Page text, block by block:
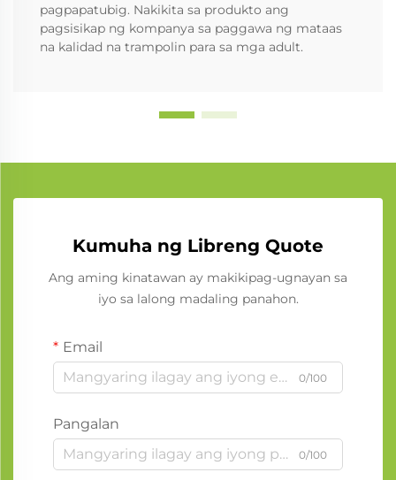
pagpapatubig. Nakikita sa produkto ang
pagsisikap ng kompanya sa paggawa ng mataas
na kalidad na trampolin para sa mga adult.
Kumuha ng Libreng Quote
Ang aming kinatawan ay makikipag-ugnayan sa
iyo sa lalong madaling panahon.
Email
0/100
Pangalan
0/100